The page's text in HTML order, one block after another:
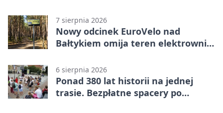
7 sierpnia 2026
Nowy odcinek EuroVelo nad
Bałtykiem omija teren elektrowni
6 sierpnia 2026
Ponad 380 lat historii na jednej
trasie. Bezpłatne spacery po